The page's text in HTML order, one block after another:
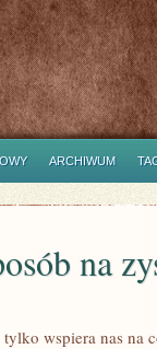
ARCHIWUM
na
wspiera nas na